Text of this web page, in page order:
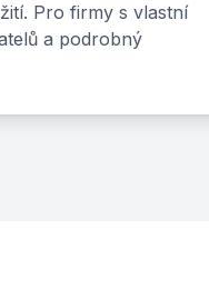
Pro firmy s vlastní
a podrobný